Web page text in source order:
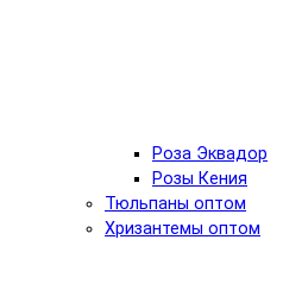
Роза Эквадор
Розы Кения
Тюльпаны оптом
Хризантемы оптом